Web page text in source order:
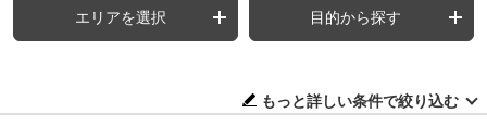
エリアを選択 目的から探す
もっと詳しい条件で絞り込む